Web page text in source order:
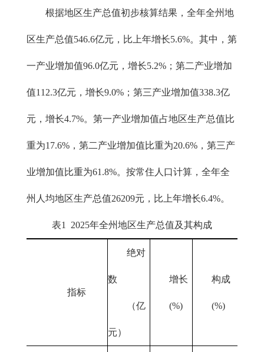
根据地区生产总值初步核算结果，全年全州地
区生产总值546.6亿元，比上年增长5.6%。其中，第
一产业增加值96.0亿元，增长5.2%；第二产业增加
值112.3亿元，增长9.0%；第三产业增加值338.3亿
元，增长4.7%。第一产业增加值占地区生产总值比
重为17.6%，第二产业增加值比重为20.6%，第三产
业增加值比重为61.8%。按常住人口计算，全年全
州人均地区生产总值26209元，比上年增长6.4%。
表1 2025年全州地区生产总值及其构成
指标
绝对
数
（亿
元）
增长
(%)
构成
(%)